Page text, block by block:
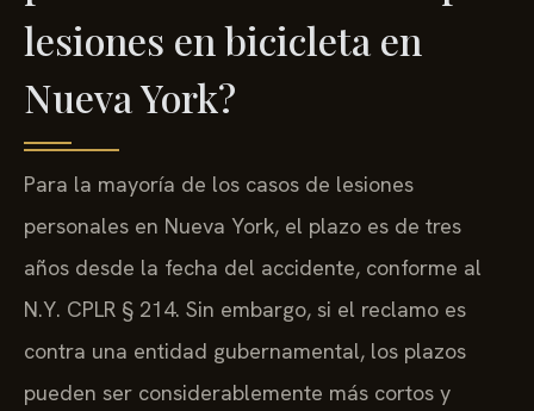
lesiones en bicicleta en
Nueva York?
Para la mayoría de los casos de lesiones
personales en Nueva York, el plazo es de tres
años desde la fecha del accidente, conforme al
N.Y. CPLR § 214. Sin embargo, si el reclamo es
contra una entidad gubernamental, los plazos
pueden ser considerablemente más cortos y